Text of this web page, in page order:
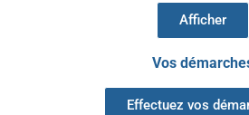
Afficher
Vos
Effectuez vos